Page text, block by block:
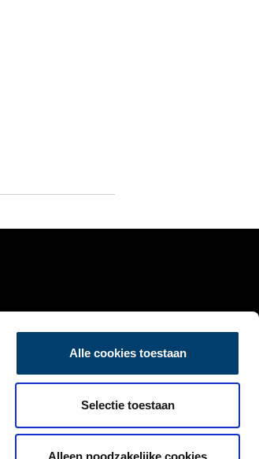
Alle cookies toestaan
Selectie toestaan
Alleen noodzakelijke cookies